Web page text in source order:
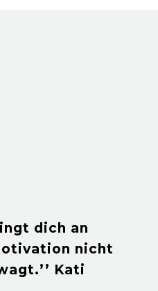
dich an
nicht
Kati